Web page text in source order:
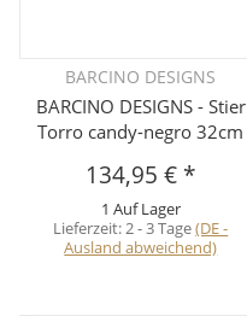
BARCINO DESIGNS
BARCINO DESIGNS - Stier
Torro candy-negro 32cm
134,95 € *
1 Auf Lager
Lieferzeit:2 - 3 Tage(DE -
Ausland abweichend)